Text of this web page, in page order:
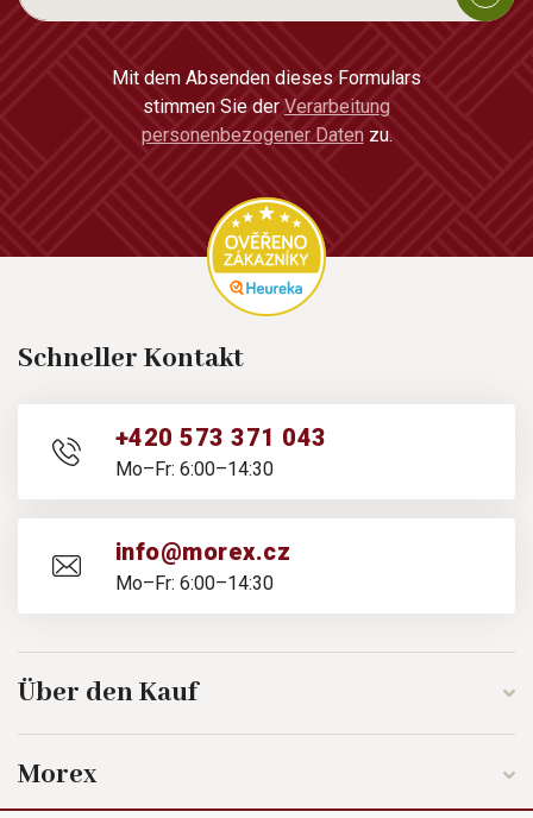
Mit dem Absenden dieses Formulars
stimmen Sie der Verarbeitung
personenbezogener Daten zu.
Schneller Kontakt
+420 573 371 043
Mo–Fr: 6:00–14:30
info@morex.cz
Mo–Fr: 6:00–14:30
Über den Kauf
Morex